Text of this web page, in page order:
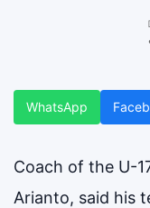
WhatsApp
Coach of the U-
Arianto, said his